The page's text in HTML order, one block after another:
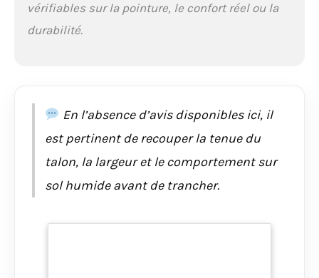
vérifiables sur la pointure, le confort réel ou la
durabilité.
En l’absence d’avis disponibles ici, il
est pertinent de recouper la tenue du
talon, la largeur et le comportement sur
sol humide avant de trancher.